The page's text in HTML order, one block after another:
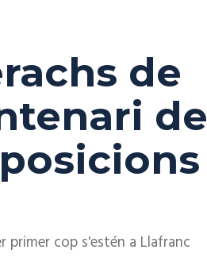
de
de
cop s'estén a Llafranc